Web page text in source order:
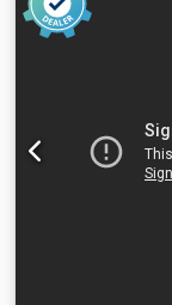
περίπου 280 kg